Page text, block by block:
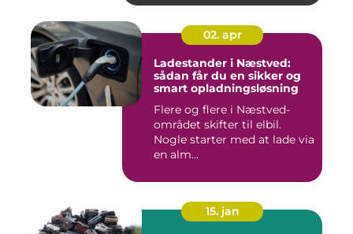
02. apr
Ladestander i Næstved:
sådan får du en sikker og
smart opladningsløsning
Flere og flere i Næstved-
området skifter til elbil.
Nogle starter med at lade via
en alm...
15. jan